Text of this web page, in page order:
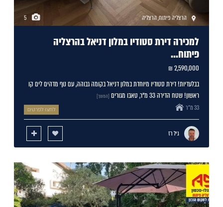
הרצליה פיתוח,הרצליה
למכירה דירת סטודיו במלון דניאל בהרצליה
פיתוח...
2,590,000 ₪
בבלעדיות! דירת סטודיו מיוחדת במלון דניאל בקומה גבוהה, עם נוף מדהים לים קו
ראשון! שטח הדירה 33 מ"ר, טאבו מגורים
[המשך]
33 מ"ר לחצו לפרטים
גיל רז